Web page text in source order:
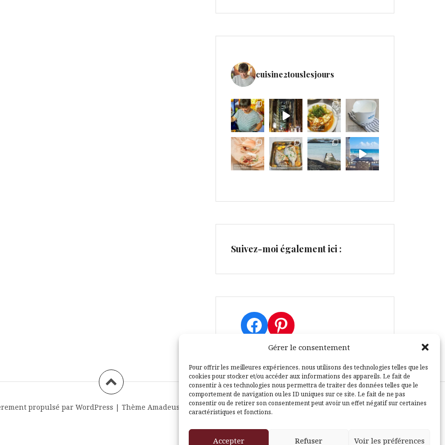
Gérer le consentement
Pour offrir les meilleures expériences, nous utilisons des technologies telles que les
cookies pour stocker et/ou accéder aux informations des appareils. Le fait de
consentir à ces technologies nous permettra de traiter des données telles que le
comportement de navigation ou les ID uniques sur ce site. Le fait de ne pas
consentir ou de retirer son consentement peut avoir un effet négatif sur certaines
caractéristiques et fonctions.
Accepter Refuser Voir les préférences
cuisine2touslesjours
Suivez-moi également ici :
Facebook
Pinterest
propulsé par WordPress | Thème Amadeus par Themeisle